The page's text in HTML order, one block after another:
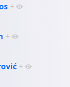
+
+
+